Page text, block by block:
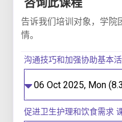
沟通技巧和加强协助基本
促进卫生护理和饮食需求